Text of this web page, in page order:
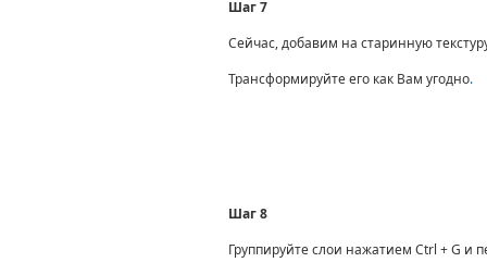
Шаг 7
Сейчас, добавим на старинную
Трансформируйте его как Вам угодно.
Шаг 8
Группируйте слои нажатием Ctrl +G и